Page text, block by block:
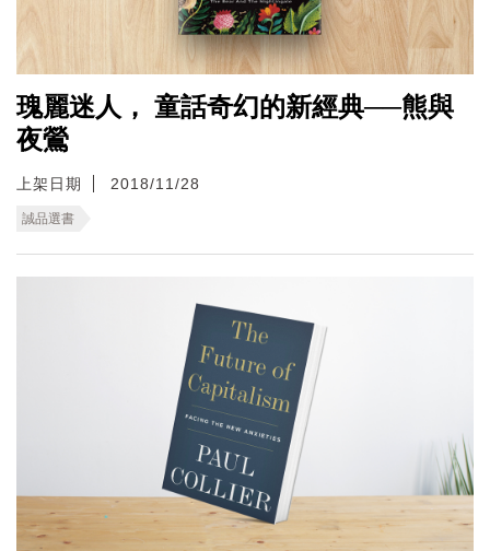
瑰麗迷人， 童話奇幻的新經典──熊與
夜鶯
上架日期 2018/11/28
誠品選書